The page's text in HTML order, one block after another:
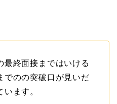
最終面接まではいける
でのの突破口が見いだ
ます。